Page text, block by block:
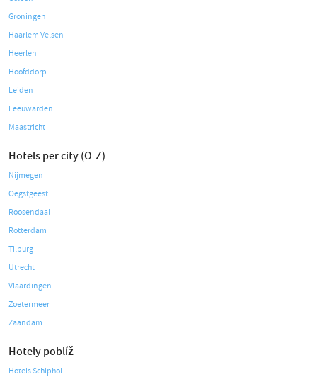
Groningen
Haarlem Velsen
Heerlen
Hoofddorp
Leiden
Leeuwarden
Maastricht
Hotels per city (O-Z)
Nijmegen
Oegstgeest
Roosendaal
Rotterdam
Tilburg
Utrecht
Vlaardingen
Zoetermeer
Zaandam
Hotely poblíž
Hotels Schiphol